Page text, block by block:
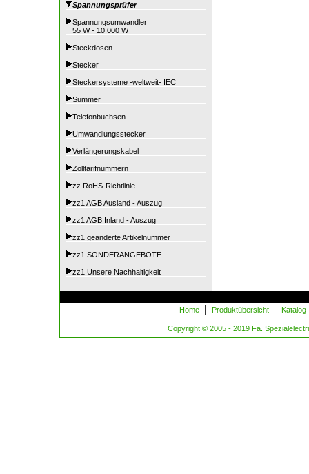
Spannungsprüfer
Spannungsumwandler
55 W - 10.000 W
Steckdosen
Stecker
Steckersysteme -weltweit- IEC
Summer
Telefonbuchsen
Umwandlungsstecker
Verlängerungskabel
Zolltarifnummern
zz RoHS-Richtlinie
zz1 AGB Ausland - Auszug
zz1 AGB Inland - Auszug
zz1 geänderte Artikelnummer
zz1 SONDERANGEBOTE
zz1 Unsere Nachhaltigkeit
Home | Produktübersicht | Katalog
Copyright © 2005 - 2019 Fa.